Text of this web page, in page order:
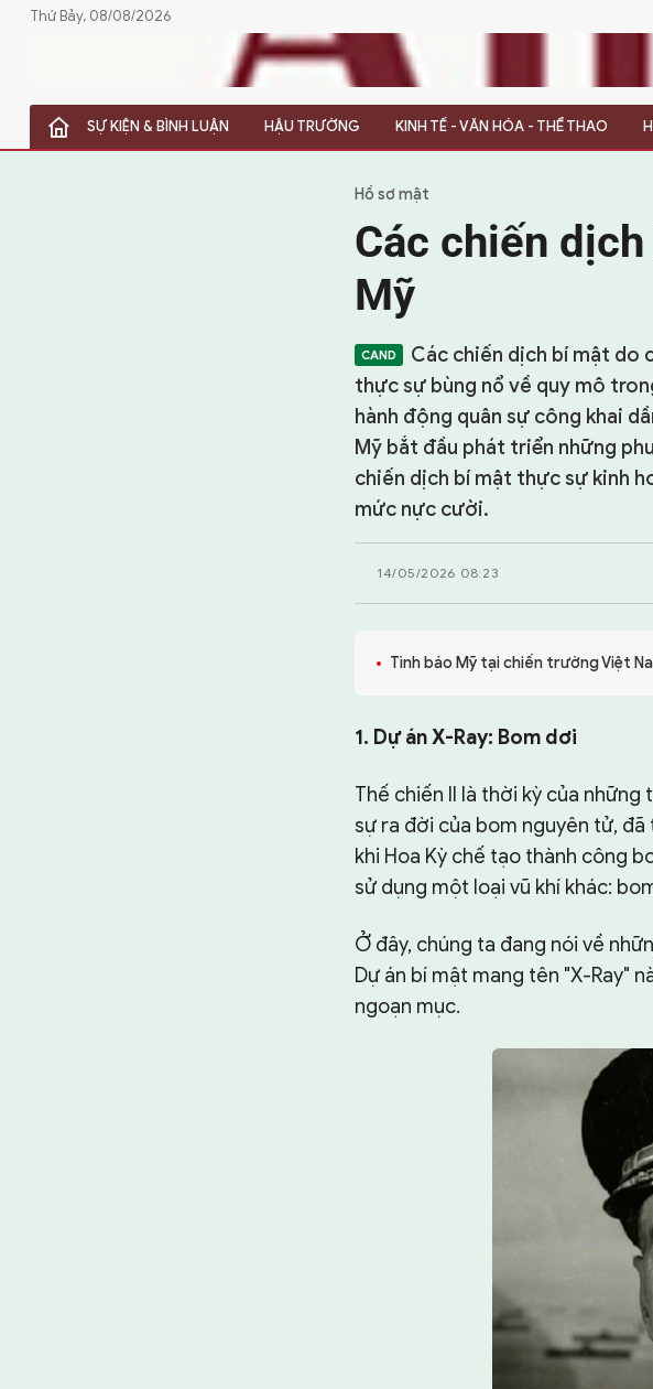
Thứ Bảy, 08/08/2026
SỰ KIỆN & BÌNH LUẬN HẬU TRƯỜNG KINH TẾ - VĂN HÓA - THỂ THAO
SỰ KIỆN & BÌNH LUẬN
Hồ sơ mật
Các chiến
Mỹ
Các chiến dịch bí mật do
thực sự bùng nổ về quy mô
hành động quân sự công khai
Mỹ bắt đầu phát triển những
chiến dịch bí mật thực sự kinh
mức nực cười.
14/05/2026 08:23
Tình báo Mỹ tại chiến trường Việt
1. Dự án X-Ray: Bom dơi
Thế chiến II là thời kỳ của những
sự ra đời của bom nguyên tử,
khi Hoa Kỳ chế tạo thành công
sử dụng một loại vũ khí khác:
Ở đây, chúng ta đang nói về
Dự án bí mật mang tên "X-Ray"
ngoạn mục.